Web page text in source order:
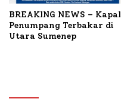
BREAKING NEWS – Kapal
Penumpang Terbakar di
Utara Sumenep